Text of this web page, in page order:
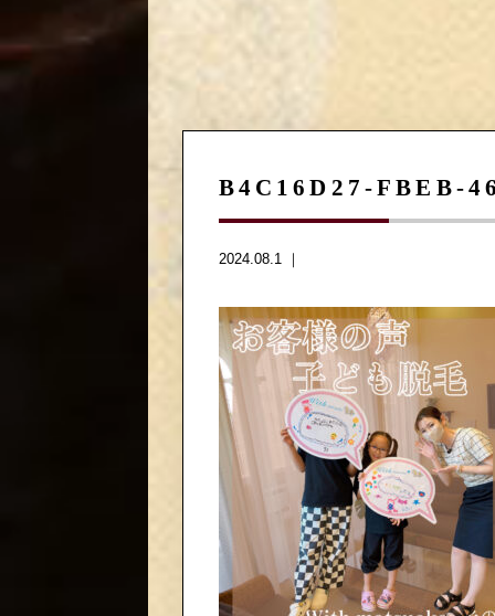
B4C16D27-FBEB-
2024.08.1 ｜